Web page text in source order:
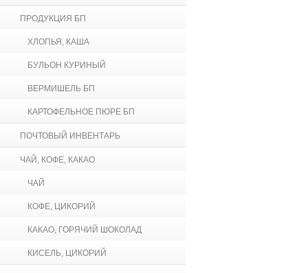
ПРОДУКЦИЯ БП
ХЛОПЬЯ, КАША
БУЛЬОН КУРИНЫЙ
ВЕРМИШЕЛЬ БП
КАРТОФЕЛЬНОЕ ПЮРЕ БП
ПОЧТОВЫЙ ИНВЕНТАРЬ
ЧАЙ, КОФЕ, КАКАО
ЧАЙ
КОФЕ, ЦИКОРИЙ
КАКАО, ГОРЯЧИЙ ШОКОЛАД
КИСЕЛЬ, ЦИКОРИЙ